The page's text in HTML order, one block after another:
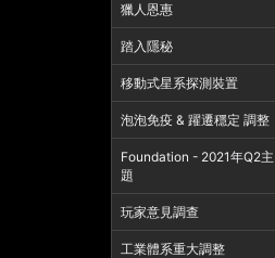
獵人恩惠
踏入隱秘
移動式星系探測裝置
泡泡免疫 & 躍遷穩定 調整
Foundation - 2021年Q2主
題
玩家意見調查
工業體系重大調整